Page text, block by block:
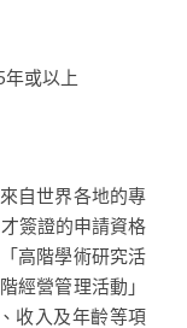
年或以上
自世界各地的專
簽證的申請資格
高階學術研究活
經營管理活動」
收入及年齡等項